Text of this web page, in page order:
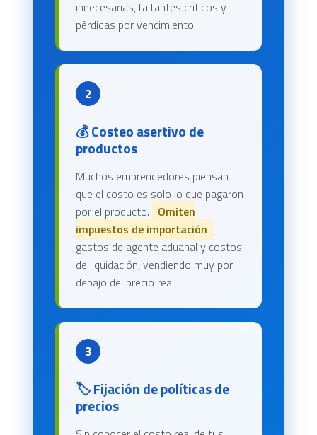
innecesarias, faltantes críticos y
pérdidas por vencimiento.
2
💰 Costeo asertivo de
productos
Muchos emprendedores piensan
que el costo es solo lo que pagaron
por el producto. Omiten
impuestos de importación ,
gastos de agente aduanal y costos
de liquidación, vendiendo muy por
debajo del precio real.
3
🏷️ Fijación de políticas de
precios